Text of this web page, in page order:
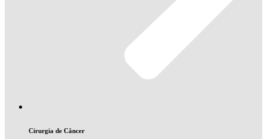
Cirurgia de Câncer